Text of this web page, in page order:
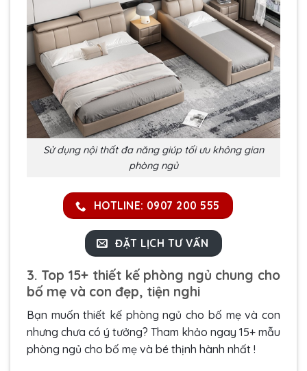
Sử dụng nội thất đa năng giúp tối ưu không gian
phòng ngủ
HOTLINE: 0907 200 555
ĐẶT LỊCH TƯ VẤN
3. Top 15+ thiết kế phòng ngủ chung cho
bố mẹ và con đẹp, tiện nghi
Bạn muốn thiết kế phòng ngủ cho bố mẹ và con
nhưng chưa có ý tưởng? Tham khảo ngay 15+ mẫu
phòng ngủ cho bố mẹ và bé thịnh hành nhất !